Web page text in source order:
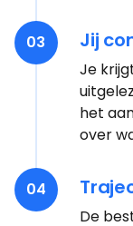
03 Jij
Je
het
over
04
De